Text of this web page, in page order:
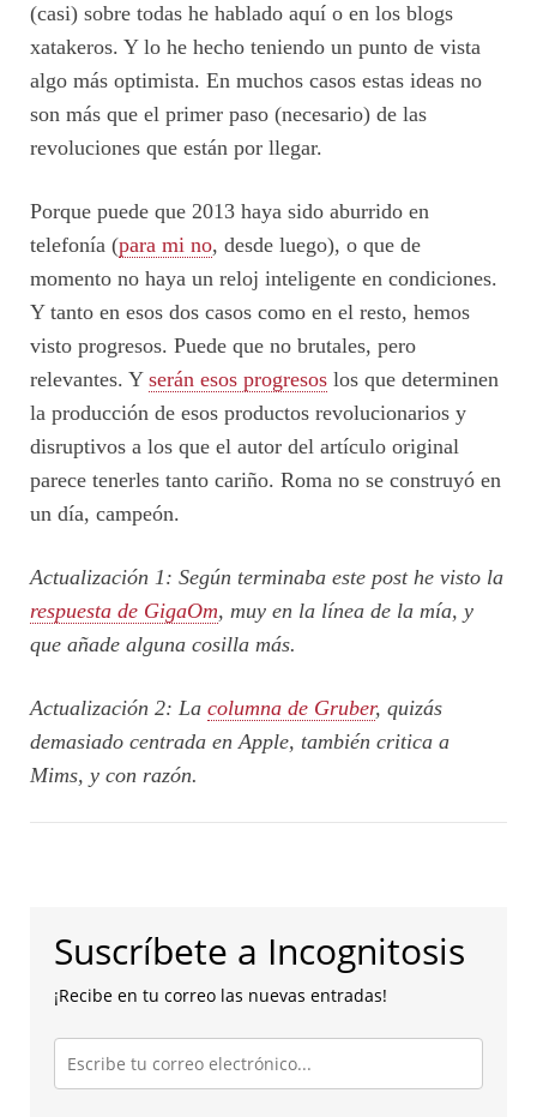
(casi) sobre todas he hablado aquí o en los blogs
xatakeros. Y lo he hecho teniendo un punto de vista
algo más optimista. En muchos casos estas ideas no
son más que el primer paso (necesario) de las
revoluciones que están por llegar.
Porque puede que 2013 haya sido aburrido en
telefonía (para mi no, desde luego), o que de
momento no haya un reloj inteligente en condiciones.
Y tanto en esos dos casos como en el resto, hemos
visto progresos. Puede que no brutales, pero
relevantes. Y serán esos progresos los que determinen
la producción de esos productos revolucionarios y
disruptivos a los que el autor del artículo original
parece tenerles tanto cariño. Roma no se construyó en
un día, campeón.
Actualización 1: Según terminaba este post he visto la
respuesta de GigaOm, muy en la línea de la mía, y
que añade alguna cosilla más.
Actualización 2: La columna de Gruber, quizás
demasiado centrada en Apple, también critica a
Mims, y con razón.
Suscríbete a Incognitosis
¡Recibe en tu correo las nuevas entradas!
Escribe
tu
correo